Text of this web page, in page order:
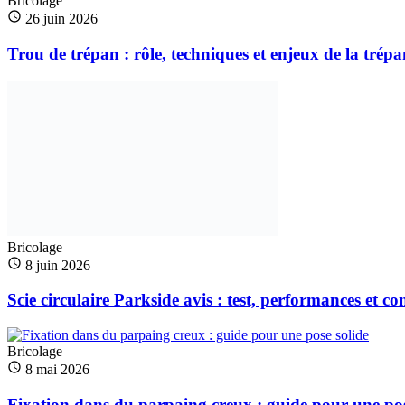
26 juin 2026
Trou de trépan : rôle, techniques et enjeux de la
Bricolage
8 juin 2026
Scie circulaire Parkside avis : test, performances et
Bricolage
8 mai 2026